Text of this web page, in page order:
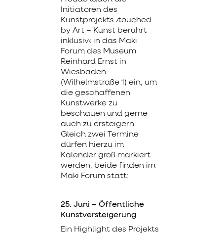
Initiatoren des
Kunstprojekts ›touched
by Art – Kunst berührt
inklusiv‹ in das Maki
Forum des Museum
Reinhard Ernst in
Wiesbaden
(Wilhelmstraße 1) ein, um
die geschaffenen
Kunstwerke zu
beschauen und gerne
auch zu ersteigern.
Gleich zwei Termine
dürfen hierzu im
Kalender groß markiert
werden, beide finden im
Maki Forum statt:
25. Juni – Öffentliche
Kunstversteigerung
Ein Highlight des Projekts